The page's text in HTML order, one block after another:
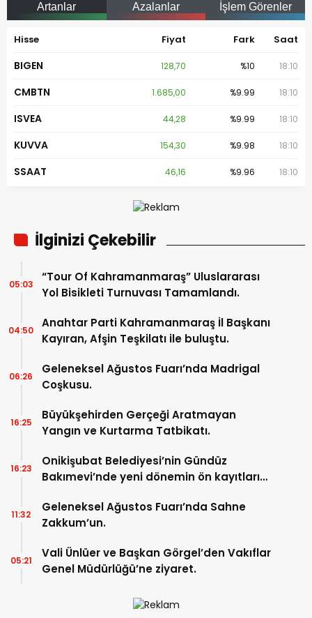
Artanlar Azalanlar İşlem Görenler
Hisse Fiyat Fark Saat
BIGEN 128,70 %10 18:10
CMBTN 1.685,00 %9.99 18:10
ISVEA 44,28 %9.99 18:10
KUVVA 154,30 %9.98 18:10
SSAAT 46,16 %9.96 18:10
İlginizi Çekebilir
“Tour Of Kahramanmaraş” Uluslararası
Yol Bisikleti Turnuvası Tamamlandı.
05:03
Anahtar Parti Kahramanmaraş İl Başkanı
Kayıran, Afşin Teşkilatı ile buluştu.
04:50
Geleneksel Ağustos Fuarı’nda Madrigal
Coşkusu.
06:26
Büyükşehirden Gerçeği Aratmayan
Yangın ve Kurtarma Tatbikatı.
16:25
Onikişubat Belediyesi’nin Gündüz
Bakımevi’nde yeni dönemin ön kayıtları
16:23
Geleneksel Ağustos Fuarı’nda Sahne
Zakkum’un.
11:32
Vali Ünlüer ve Başkan Görgel’den Vakıflar
Genel Müdürlüğü’ne ziyaret.
05:21